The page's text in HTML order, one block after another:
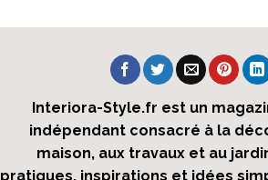
Interiora-Style.fr est un
indépendant consacré à la
maison, aux travaux et au
pratiques, inspirations et idées